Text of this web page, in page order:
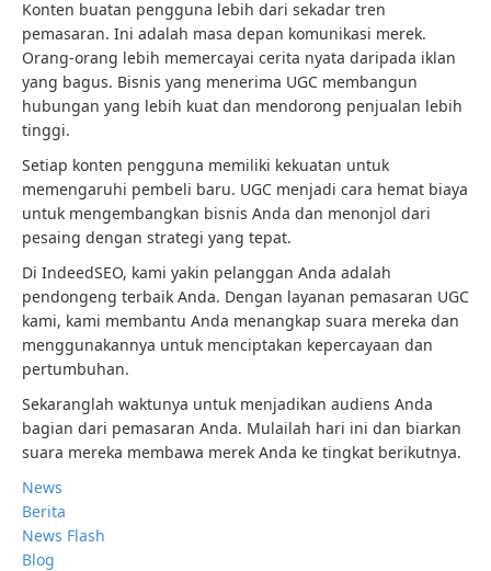
Konten buatan pengguna lebih dari sekadar tren
pemasaran. Ini adalah masa depan komunikasi merek.
Orang-orang lebih memercayai cerita nyata daripada iklan
yang bagus. Bisnis yang menerima UGC membangun
hubungan yang lebih kuat dan mendorong penjualan lebih
tinggi.
Setiap konten pengguna memiliki kekuatan untuk
memengaruhi pembeli baru. UGC menjadi cara hemat biaya
untuk mengembangkan bisnis Anda dan menonjol dari
pesaing dengan strategi yang tepat.
Di IndeedSEO, kami yakin pelanggan Anda adalah
pendongeng terbaik Anda. Dengan layanan pemasaran UGC
kami, kami membantu Anda menangkap suara mereka dan
menggunakannya untuk menciptakan kepercayaan dan
pertumbuhan.
Sekaranglah waktunya untuk menjadikan audiens Anda
bagian dari pemasaran Anda. Mulailah hari ini dan biarkan
suara mereka membawa merek Anda ke tingkat berikutnya.
News
Berita
News Flash
Blog